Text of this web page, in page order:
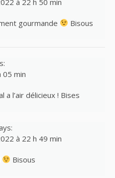
gourmande Bisous
05 min
a l’air délicieux ! Bises
à 22 h 49 min
Bisous